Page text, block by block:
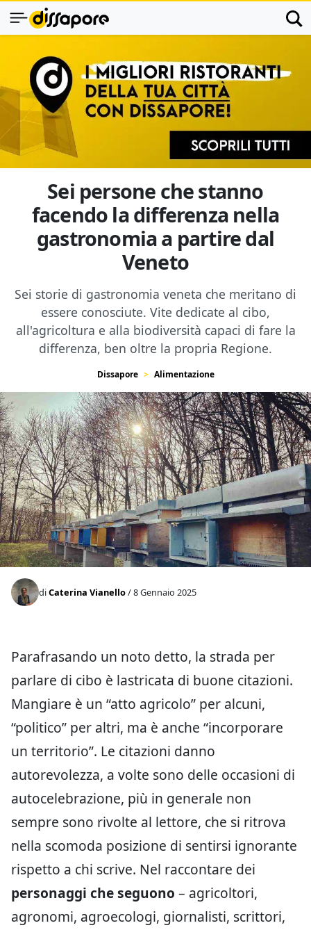
Sei persone che stanno
facendo la differenza nella
gastronomia a partire dal
Veneto
Sei storie di gastronomia veneta che meritano di
essere conosciute. Vite dedicate al cibo,
all'agricoltura e alla biodiversità capaci di fare la
differenza, ben oltre la propria Regione.
Dissapore Alimentazione
diCaterina Vianello/ 8 Gennaio 2025
Parafrasando un noto detto, la strada per
parlare di cibo è lastricata di buone citazioni.
Mangiare è un “atto agricolo” per alcuni,
“politico” per altri, ma è anche “incorporare
un territorio”. Le citazioni danno
autorevolezza, a volte sono delle occasioni di
autocelebrazione, più in generale non
sempre sono rivolte al lettore, che si ritrova
nella scomoda posizione di sentirsi ignorante
rispetto a chi scrive. Nel raccontare dei
personaggi che seguono – agricoltori,
agronomi, agroecologi, giornalisti, scrittori,